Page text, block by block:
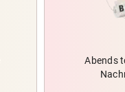
Abends